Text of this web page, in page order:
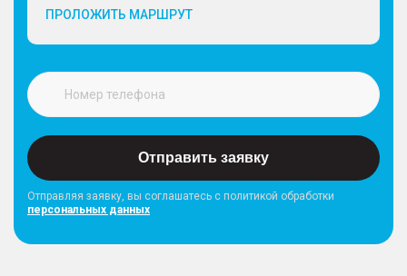
ПРОЛОЖИТЬ МАРШРУТ
Отправить заявку
Отправляя заявку, вы соглашатесь с политикой обработки
персональных данных